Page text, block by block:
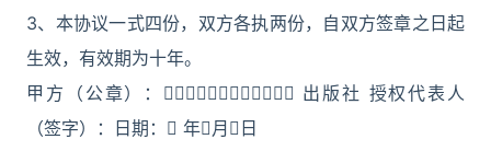
3、本协议一式四份，双方各执两份，自双方签章之日起
生效，有效期为十年。
甲方（公章）： 出版社 授权代表人
（签字）：日期： 年月日